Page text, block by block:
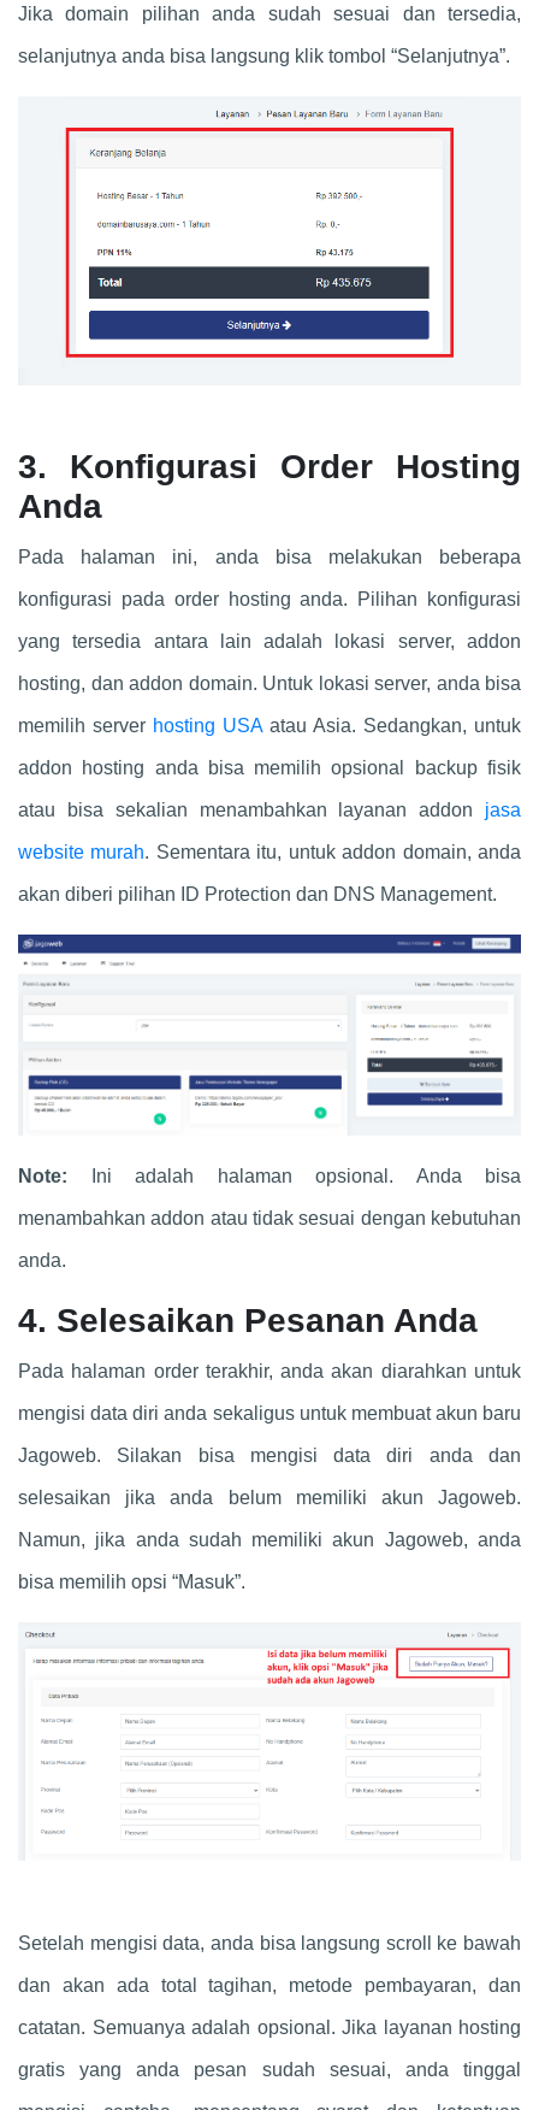
Jika domain pilihan anda sudah sesuai dan tersedia,
selanjutnya anda bisa langsung klik tombol “Selanjutnya”.
3. Konfigurasi Order Hosting
Anda
Pada halaman ini, anda bisa melakukan beberapa
konfigurasi pada order hosting anda. Pilihan konfigurasi
yang tersedia antara lain adalah lokasi server, addon
hosting, dan addon domain. Untuk lokasi server, anda bisa
memilih server hosting USAatau Asia. Sedangkan, untuk
addon hosting anda bisa memilih opsional backup fisik
atau bisa sekalian menambahkan layanan addon jasa
website murah. Sementara itu, untuk addon domain, anda
akan diberi pilihan ID Protection dan DNS Management.
Note: Ini adalah halaman opsional. Anda bisa
menambahkan addon atau tidak sesuai dengan kebutuhan
anda.
4. Selesaikan Pesanan Anda
Pada halaman order terakhir, anda akan diarahkan untuk
mengisi data diri anda sekaligus untuk membuat akun baru
Jagoweb. Silakan bisa mengisi data diri anda dan
selesaikan jika anda belum memiliki akun Jagoweb.
Namun, jika anda sudah memiliki akun Jagoweb, anda
bisa memilih opsi “Masuk”.
Setelah mengisi data, anda bisa langsung scroll ke bawah
dan akan ada total tagihan, metode pembayaran, dan
catatan. Semuanya adalah opsional. Jika layanan hosting
gratis yang anda pesan sudah sesuai, anda tinggal